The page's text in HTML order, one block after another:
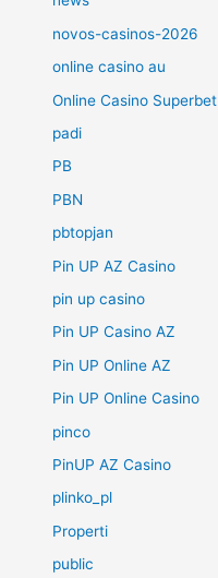
novos-casinos-2026
online casino au
Online Casino Superbet
padi
PB
PBN
pbtopjan
Pin UP AZ Casino
pin up casino
Pin UP Casino AZ
Pin UP Online AZ
Pin UP Online Casino
pinco
PinUP AZ Casino
plinko_pl
Properti
public